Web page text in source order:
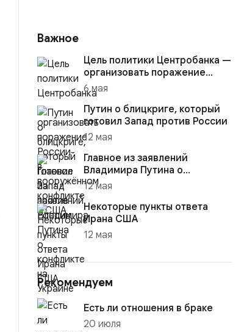
Важное
Цель политики Центробанка —
организовать поражение
России в вооружённом
конфликте с США
6 мая
Путин о блицкриге, который
готовил Запад против России
12 мая
Главное из заявлений
Владимира Путина о
конфликте на Украине
12 мая
Некоторые пункты ответа
Ирана США
12 мая
Рекомендуем
Есть ли отношения в браке
20 июля